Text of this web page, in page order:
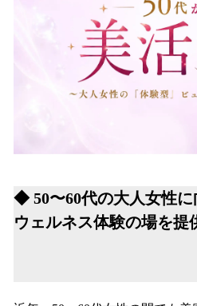
◆ 50〜60代の大人女性に
ウェルネス体